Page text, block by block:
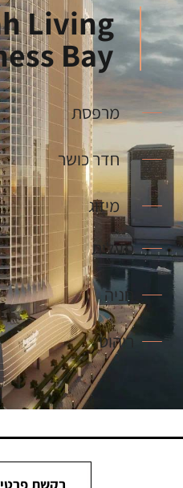
Living
Bay
מרפסת
חדר כושר
מיזוג
מעלית
חניה
ריהוט
בקשת